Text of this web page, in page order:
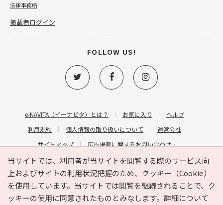
当サイトでは、利用者が当サイトを閲覧する際のサービス向
上およびサイトの利用状況把握のため、クッキー（Cookie）
を使用しています。当サイトでは閲覧を継続されることで、ク
ッキーの使用に同意されたものとみなします。詳細について
e-NAVITA（イーナビタ）とは？ お気に入り
ヘルプ
利用規約
個人情報の取り扱いについて
運営会社
サイトマップ
広告掲載に関するお問い合わせ
サイトの内容に関するお問い合わせ
法律事務所
掲載者ログイン
FOLLOW US!